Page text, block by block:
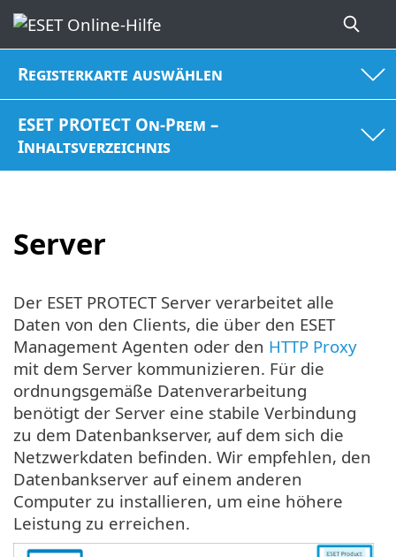
Registerkarte auswählen
ESET PROTECT On-Prem –
Inhaltsverzeichnis
Server
Der ESET PROTECT Server verarbeitet alle
Daten von den Clients, die über den ESET
Management Agenten oder den HTTP Proxy
mit dem Server kommunizieren. Für die
ordnungsgemäße Datenverarbeitung
benötigt der Server eine stabile Verbindung
zu dem Datenbankserver, auf dem sich die
Netzwerkdaten befinden. Wir empfehlen, den
Datenbankserver auf einem anderen
Computer zu installieren, um eine höhere
Leistung zu erreichen.